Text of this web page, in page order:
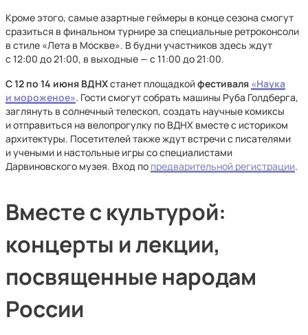
Кроме этого, самые азартные геймеры в конце сезона смогут
сразиться в финальном турнире за специальные ретроконсоли
в стиле «Лета в Москве». В будни участников здесь ждут
с 12:00 до 21:00, в выходные — с 11:00 до 21:00.
С 12 по 14 июня ВДНХстанет площадкойфестиваля «Наука
и мороженое». Гости смогут собрать машины Руба Голдберга,
заглянуть в солнечный телескоп, создать научные комиксы
и отправиться на велопрогулку по ВДНХ вместе с историком
архитектуры. Посетителей также ждут встречи с писателями
и учеными и настольные игры со специалистами
Дарвиновского музея. Вход по предварительной регистрации.
Вместе с культурой:
концерты и лекции,
посвященные народам
России